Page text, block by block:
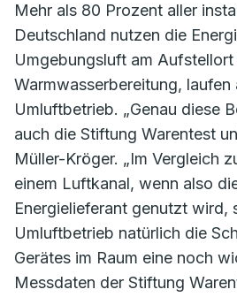
Mehr als 80 Prozent aller
Deutschland nutzen die
Umgebungsluft am
Warmwasserbereitung, laufen
Umluftbetrieb. „Genau diese
auch die Stiftung Warentest
Müller-Kröger. „Im Vergleich
einem Luftkanal, wenn also
Energielieferant genutzt wird,
Umluftbetrieb natürlich die
Gerätes im Raum eine noch
Messdaten der Stiftung